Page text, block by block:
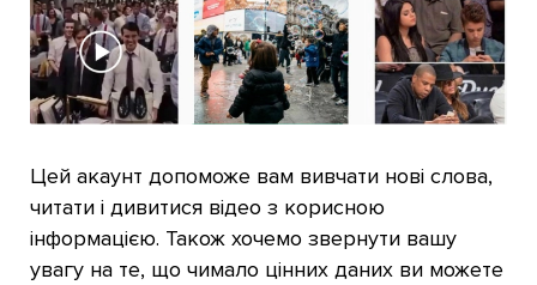
Цей акаунт допоможе вам вивчати нові слова,
читати і дивитися відео з корисною
інформацією. Також хочемо звернути вашу
увагу на те, що чимало цінних даних ви можете